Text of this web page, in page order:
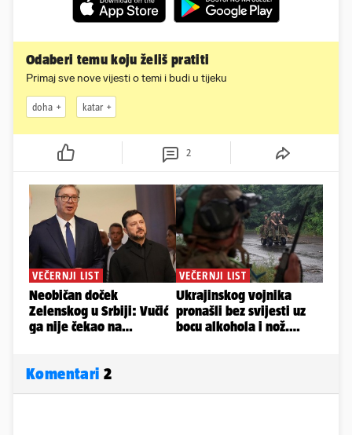
Odaberi temu koju želiš pratiti
Primaj sve nove vijesti o temi i budi u tijeku
doha katar
2
Komentari 2